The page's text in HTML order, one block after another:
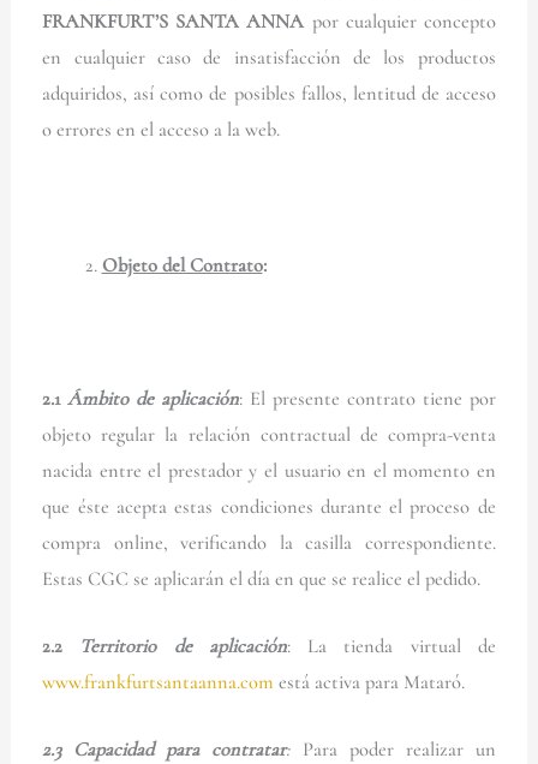
FRANKFURT’S SANTA ANNA por cualquier concepto
en cualquier caso de insatisfacción de los productos
adquiridos, así como de posibles fallos, lentitud de acceso
o errores en el acceso a la web.
Objeto del Contrato:
2.1Ámbito de aplicación: El presente contrato tiene por
objeto regular la relación contractual de compra-venta
nacida entre el prestador y el usuario en el momento en
que éste acepta estas condiciones durante el proceso de
compra online, verificando la casilla correspondiente.
Estas CGC se aplicarán el día en que se realice el pedido.
2.2 Territorio de aplicación: La tienda virtual de
www.frankfurtsantaanna.com está activa para Mataró.
2.3Capacidad para contratar: Para poder realizar un